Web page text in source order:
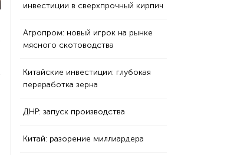
инвестиции в сверхпрочный кирпич
Агропром: новый игрок на рынке
мясного скотоводства
Китайские инвестиции: глубокая
переработка зерна
ДНР: запуск производства
Китай: разорение миллиардера